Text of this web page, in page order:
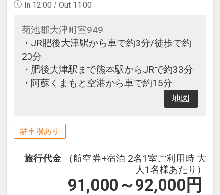
In 12:00 / Out 11:00
菊池郡大津町室949
・JR肥後大津駅から車で約3分/徒歩で約
20分
・肥後大津駅まで熊本駅からJRで約33分
・阿蘇くまもと空港から車で約15分
地図
駐車場あり
旅行代金
（航空券+宿泊 2名1室ご利用時 大
人1名様あたり）
91,000～92,000 円